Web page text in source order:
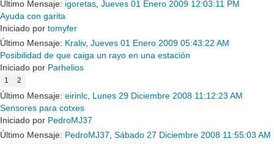
Último Mensaje: igoretas, Jueves 01 Enero 2009 12:03:11 PM
Ayuda con garita
Iniciado por tomyfer
Último Mensaje: Kraliv, Jueves 01 Enero 2009 05:43:22 AM
Posibilidad de que caiga un rayo en una estación
Iniciado por Parhelios
1 2
Último Mensaje: eirinlc, Lunes 29 Diciembre 2008 11:12:23 AM
Sensores para cotxes
Iniciado por PedroMJ37
Último Mensaje: PedroMJ37 Sábado 27 Diciembre 2008 11:55:03 AM